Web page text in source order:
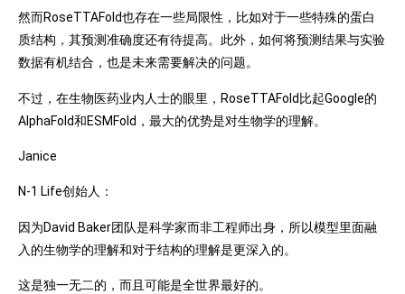
然而RoseTTAFold也存在一些局限性，比如对于一些特殊的蛋白
质结构，其预测准确度还有待提高。此外，如何将预测结果与实验
数据有机结合，也是未来需要解决的问题。
不过，在生物医药业内人士的眼里，RoseTTAFold比起Google的
AlphaFold和ESMFold，最大的优势是对生物学的理解。
Janice
N-1 Life创始人：
因为David Baker团队是科学家而非工程师出身，所以模型里面融
入的生物学的理解和对于结构的理解是更深入的。
这是独一无二的，而且可能是全世界最好的。